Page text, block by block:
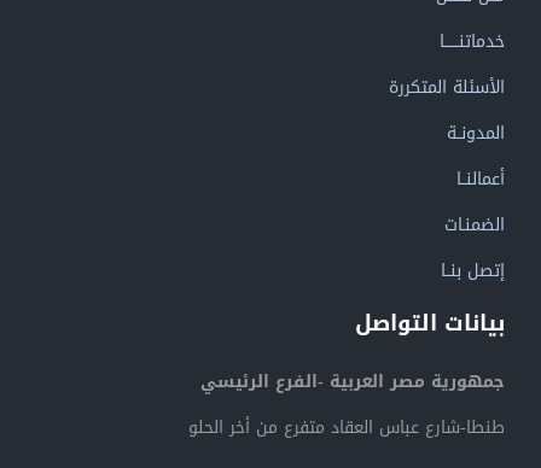
خدماتنــــــا
الأسئلة المتكررة
المدونــة
أعمالنــا
الضمنـات
إتصل بنــا
بيانات التواصل
جمهورية مصر العربية -الفرع الرئيسي
طنطا-شارع عباس العقاد متفرع من أخر الحلو